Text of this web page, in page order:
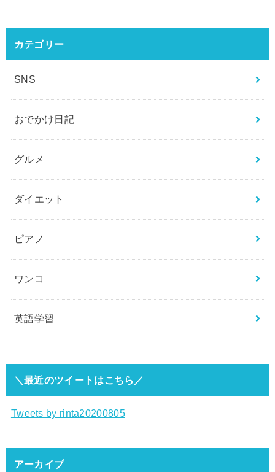
カテゴリー
SNS
おでかけ日記
グルメ
ダイエット
ピアノ
ワンコ
英語学習
＼最近のツイートはこちら／
Tweets by rinta20200805
アーカイブ